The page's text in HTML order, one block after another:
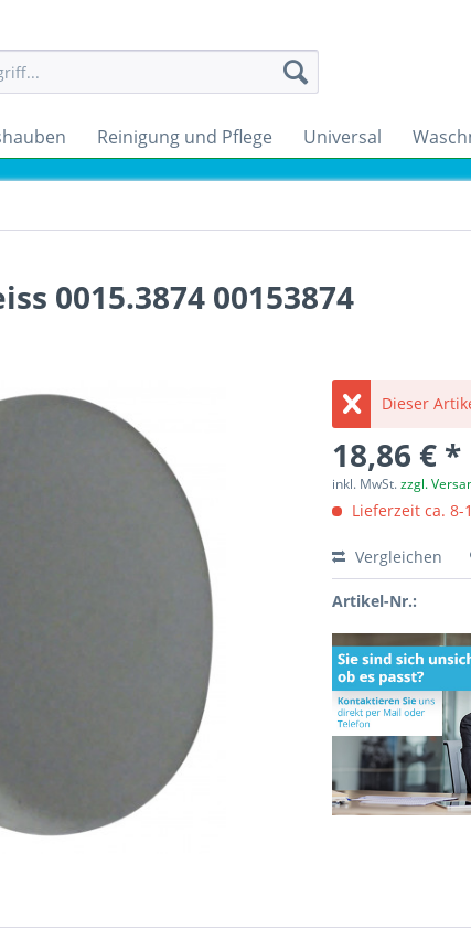
Reinigung und Pflege Universal
0015.3874 00153874
Dieser
18,86 € *
inkl. MwSt.zzgl.
Lieferzeit ca. 8-
Vergleichen
Artikel-Nr.: